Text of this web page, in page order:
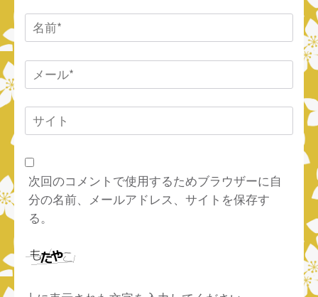
名
前
*
ー
ル
サ
イ
次回のコメントで使用するためブラウザーに自
分の名前、メールアドレス、サイトを保存す
る。